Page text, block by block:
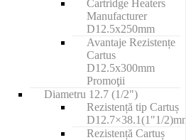
Cartridge Heaters
Manufacturer
D12.5x250mm
Avantaje Rezistențe
Cartus
D12.5x300mm
Promoţii
Diametru 12.7 (1/2")
Rezistență tip Cartuș
D12.7×38.1(1"1/
Rezistență Cartuș